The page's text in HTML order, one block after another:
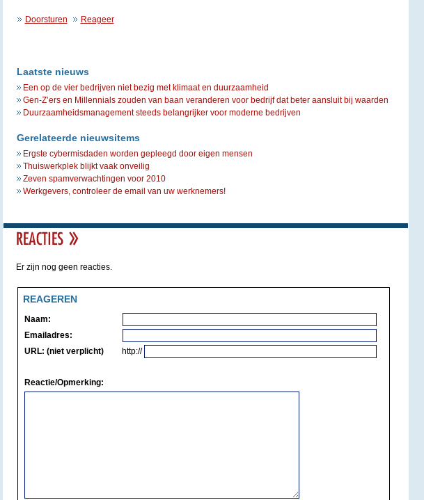
Doorsturen Reageer
Laatste nieuws
Een op de vier bedrijven niet bezig met klimaat en duurzaamheid
Gen-Z’ers en Millennials zouden van baan veranderen voor bedrijf dat beter aansluit bij waarden
Duurzaamheidsmanagement steeds belangrijker voor moderne bedrijven
Gerelateerde nieuwsitems
Ergste cybermisdaden worden gepleegd door eigen mensen
Thuiswerkplek blijkt vaak onveilig
Zeven spamverwachtingen voor 2010
Werkgevers, controleer de email van uw werknemers!
Er zijn nog geen reacties.
REAGEREN
Naam:
Emailadres:
URL: (niet verplicht)
http://
Reactie/Opmerking: